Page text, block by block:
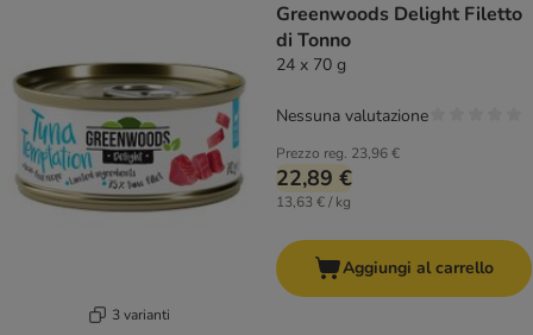
3 varianti
Greenwoods Delight Filetto
di Tonno
24 x 70 g
Prezzo reg. 23,96 €
22,89 €
13,63 € / kg
Nessuna valutazione
Aggiungi al carrello